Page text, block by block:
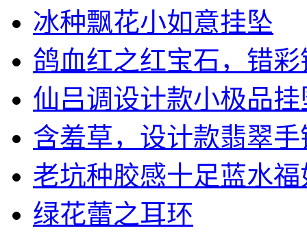
冰种飘花小如意挂坠
鸽血红之红宝石，错彩
仙吕调设计款小极品挂
含羞草，设计款翡翠手
老坑种胶感十足蓝水福
绿花蕾之耳环